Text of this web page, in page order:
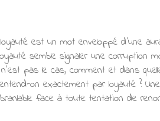
est un mot enveloppé d'une
semble signaler une corruption
pas le cas, comment et dans
on exactement par loyauté ?
face à toute tentation de